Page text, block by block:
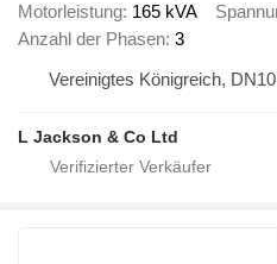
Motorleistung 165 kVA
Anzahl der Phasen 3
L Jackson & Co Ltd